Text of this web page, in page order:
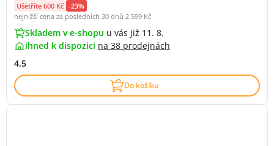
Ušetříte 600 Kč -23%
nejnižší cena za posledních 30 dnů 2 599 Kč
Skladem v e-shopu u vás již 11. 8.
ihned k dispozici na 38 prodejnách
4.5
Do košíku